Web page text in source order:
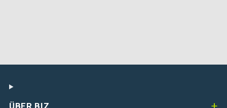
ÜBER BIZ